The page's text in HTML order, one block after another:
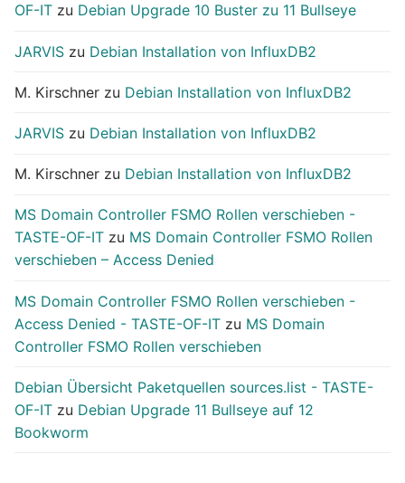
OF-IT zu Debian Upgrade 10 Buster zu 11 Bullseye
JARVIS zu Debian Installation von InfluxDB2
M. Kirschner zu Debian Installation von InfluxDB2
JARVIS zu Debian Installation von InfluxDB2
M. Kirschner zu Debian Installation von InfluxDB2
MS Domain Controller FSMO Rollen verschieben -
TASTE-OF-IT zu MS Domain Controller FSMO Rollen
verschieben – Access Denied
MS Domain Controller FSMO Rollen verschieben -
Access Denied - TASTE-OF-IT zu MS Domain
Controller FSMO Rollen verschieben
Debian Übersicht Paketquellen sources.list - TASTE-
OF-IT zu Debian Upgrade 11 Bullseye auf 12
Bookworm